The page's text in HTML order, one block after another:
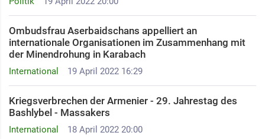
International 19 April 2022 16:29
Ombudsfrau Aserbaidschans appelliert an
internationale Organisationen im Zusammenhang mit
der Minendrohung in Karabach
International 18 April 2022 20:00
Kriegsverbrechen der Armenier - 29. Jahrestag des
Bashlybel - Massakers